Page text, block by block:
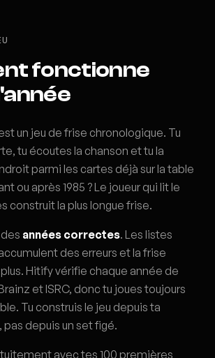
fonctionne
un jeu de frise chronologique. Tu
tu écoutes la chanson et tu la
parmi les cartes déjà sur la table
ou après 1985 ? Le joueur qui lit le
construit la plus longue frise.
années correctes. Les listes
des erreurs et la frise
Hitify vérifie chaque année de
et ISRC, donc tu joues toujours
Tu construis le jeu depuis ta
, pas depuis un set figé.
avec tes 100 premières